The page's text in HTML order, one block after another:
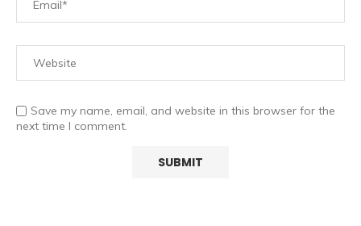
Save my name, email, and website in this browser for the
next time I comment.